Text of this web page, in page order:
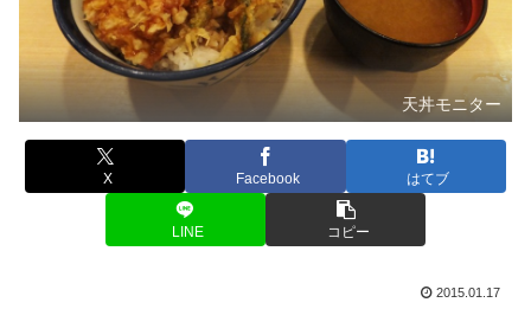
天丼モニター
X Facebook はてブ
LINE コピー
2015.01.17